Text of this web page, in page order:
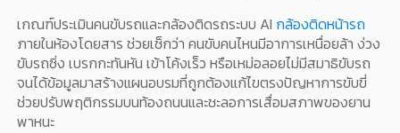
เกณฑ์ประเมินคนขับรถและกล้องติดรถระบบ AI กล้องติดหน้ารถ
ภายในห้องโดยสาร ช่วยเช็กว่า คนขับคนไหนมีอาการเหนื่อยล้า ง่วง
ขับรถซิ่ง เบรกกะทันหัน เข้าโค้งเร็ว หรือเหม่อลอยไม่มีสมาธิขับรถ
จนได้ข้อมูลมาสร้างแผนอบรมที่ถูกต้องแก้ไขตรงปัญหาการขับขี่
ช่วยปรับพฤติกรรมบนท้องถนนและชะลอการเสื่อมสภาพของยาน
พาหนะ